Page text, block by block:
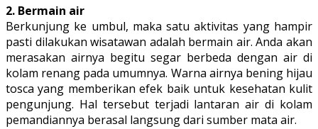
2. Bermain air
Berkunjung ke umbul, maka satu aktivitas yang hampir
pasti dilakukan wisatawan adalah bermain air. Anda akan
merasakan airnya begitu segar berbeda dengan air di
kolam renang pada umumnya. Warna airnya bening hijau
tosca yang memberikan efek baik untuk kesehatan kulit
pengunjung. Hal tersebut terjadi lantaran air di kolam
pemandiannya berasal langsung dari sumber mata air.